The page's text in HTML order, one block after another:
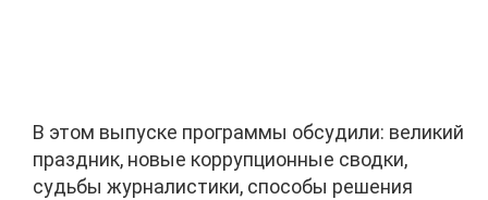
В этом выпуске программы обсудили: великий
праздник, новые коррупционные сводки,
судьбы журналистики, способы решения